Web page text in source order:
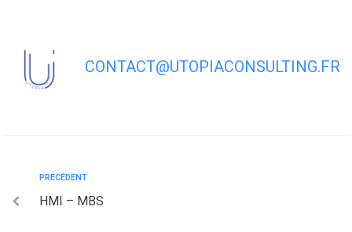
CONTACT@UTOPIACONSULTING.FR
PRÉCÉDENT
HMI – MBS